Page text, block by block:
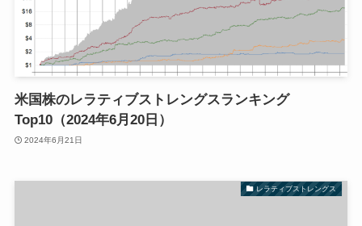
米国株のレラティブストレングスランキング
Top10（2024年6月20日）
2024年6月21日
レラティブストレングス